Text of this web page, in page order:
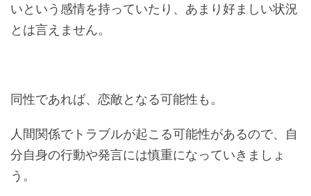
いという感情を持っていたり、あまり好ましい状況
とは言えません。
同性であれば、恋敵となる可能性も。
人間関係でトラブルが起こる可能性があるので、自
分自身の行動や発言には慎重になっていきましょ
う。